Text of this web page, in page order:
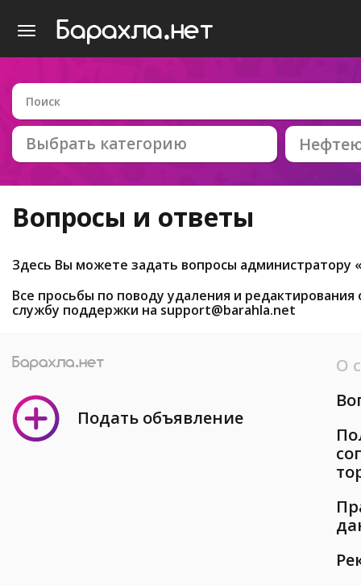
Выбрать категорию
Вопросы и ответы
Здесь Вы можете задать вопросы администратору
Все просьбы по поводу удаления и
службу поддержки на support@barahla.net
Подать объявление
О